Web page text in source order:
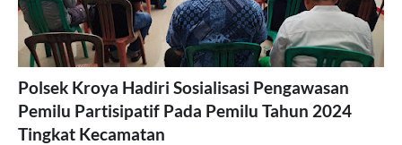
Polsek Kroya Hadiri Sosialisasi Pengawasan
Pemilu Partisipatif Pada Pemilu Tahun 2024
Tingkat Kecamatan